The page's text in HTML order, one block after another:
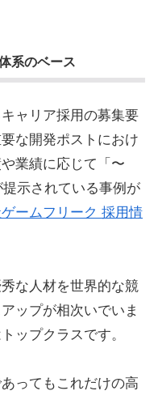
系のベース
ャリア採用の募集要
な開発ポストにおけ
業績に応じて「〜
示されている事例が
ームフリーク 採用情
な人材を世界的な競
ップが相次いでいま
ップクラスです。
ってもこれだけの高